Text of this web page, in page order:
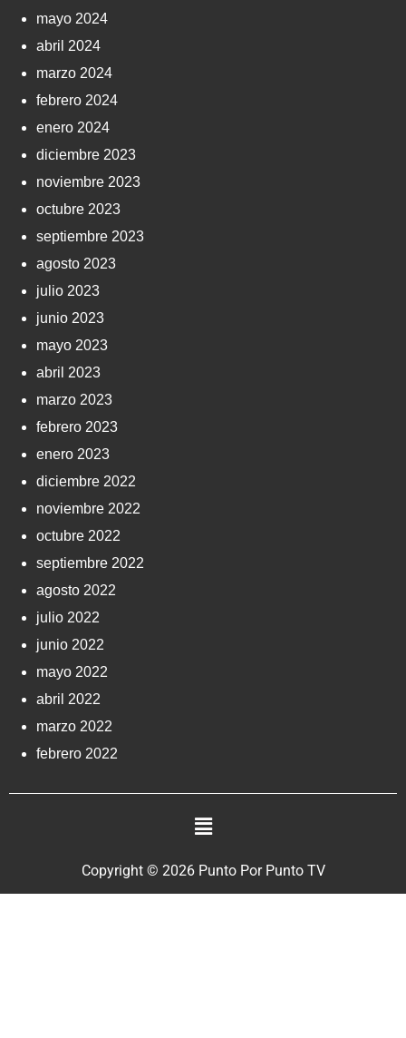
mayo 2024
abril 2024
marzo 2024
febrero 2024
enero 2024
diciembre 2023
noviembre 2023
octubre 2023
septiembre 2023
agosto 2023
julio 2023
junio 2023
mayo 2023
abril 2023
marzo 2023
febrero 2023
enero 2023
diciembre 2022
noviembre 2022
octubre 2022
septiembre 2022
agosto 2022
julio 2022
junio 2022
mayo 2022
abril 2022
marzo 2022
febrero 2022
Copyright © 2026 Punto Por Punto TV